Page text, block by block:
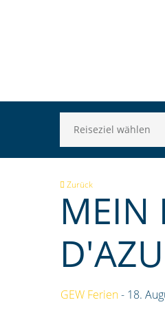
Zurück
MEIN
GEW Ferien- 18.